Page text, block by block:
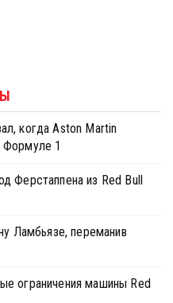
когда Aston Martin
Формуле 1
Ферстаппена из Red Bull
Ламбьязе, переманив
ограничения машины Red